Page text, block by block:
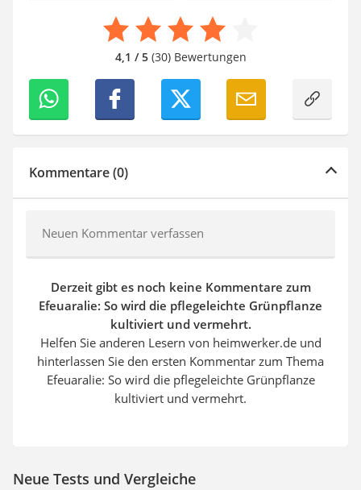
4,1 / 5(30) Bewertungen
Kommentare (0)
Neuen Kommentar verfassen
Derzeit gibt es noch keine Kommentare zum
Efeuaralie: So wird die pflegeleichte Grünpflanze
kultiviert und vermehrt.
Helfen Sie anderen Lesern von heimwerker.de und
hinterlassen Sie den ersten Kommentar zum Thema
Efeuaralie: So wird die pflegeleichte Grünpflanze
kultiviert und vermehrt.
Neue Tests und Vergleiche